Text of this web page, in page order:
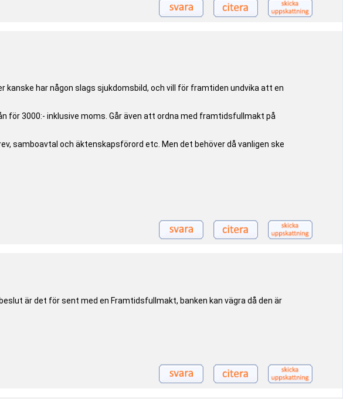
kanske har någon slags sjukdomsbild, och vill för framtiden undvika att en
3000:- inklusive moms. Går även att ordna med framtidsfullmakt på
samboavtal och äktenskapsförord etc. Men det behöver då vanligen ske
är det för sent med en Framtidsfullmakt, banken kan vägra då den är